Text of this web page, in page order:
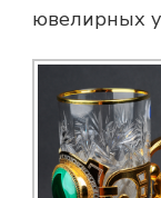
ювелирных